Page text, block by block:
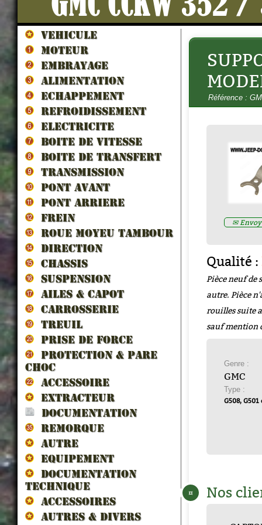
VEHICULE
MOTEUR
EMBRAYAGE
ALIMENTATION
ECHAPPEMENT
REFROIDISSEMENT
ELECTRICITE
BOITE DE VITESSE
BOITE DE TRANSFERT
TRANSMISSION
PONT AVANT
PONT ARRIERE
FREIN
ROUE MOYEU TAMBOUR
DIRECTION
CHASSIS
SUSPENSION
AILES & CAPOT
CARROSSERIE
TREUIL
PRISE DE FORCE
PROTECTION & PARE
CHOC
ACCESSOIRE
EXTRACTEUR
DOCUMENTATION
REMORQUE
AUTRE
EQUIPEMENT
DOCUMENTATION
TECHNIQUE
ACCESSOIRES
AUTRES & DIVERS
Référence :
✉
Qualité :
Pièce neuf de
autre. Pièce
rouilles suite
sauf mention
Genre :
GMC
Type :
G508, G501
¤ Nos